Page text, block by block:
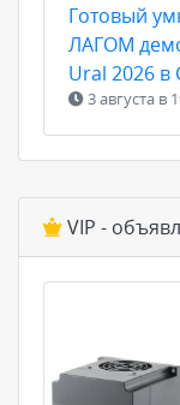
Готовый
ЛАГОМ
Ural 2026 в
3 августа в
VIP -